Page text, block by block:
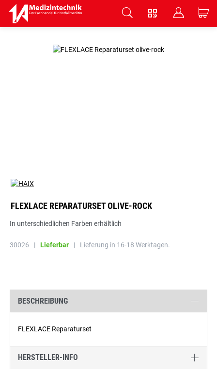
V B C
FLEXLACE REPARATURSET OLIVE-ROCK
In unterschiedlichen Farben erhältlich
30026 | Lieferbar | Lieferung in 16-18 Werktagen.
BESCHREIBUNG
FLEXLACE Reparaturset
HERSTELLER-INFO